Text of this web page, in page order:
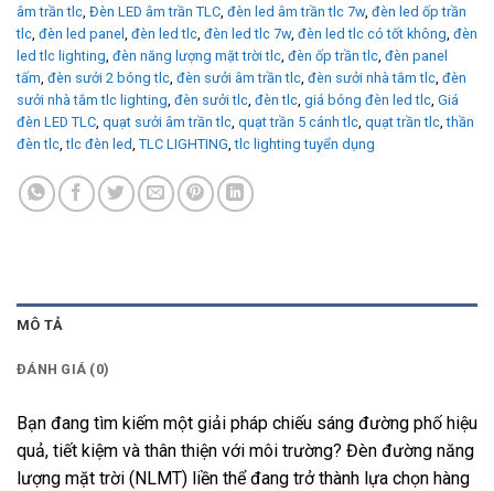
âm trần tlc, Đèn LED âm trần TLC, đèn led âm trần tlc 7w, đèn led ốp trần
tlc, đèn led panel , đèn led tlc, đèn led tlc 7w, đèn led tlc có tốt không, đèn
led tlc lighting, đèn năng lượng mặt trời tlc, đèn ốp trần tlc, đèn panel
tấm, đèn sưởi 2 bóng tlc, đèn sưởi âm trần tlc, đèn sưởi nhà tắm tlc, đèn
sưởi nhà tắm tlc lighting, đèn sưởi tlc, đèn tlc, giá bóng đèn led tlc, Giá
đèn LED TLC, quạt sưởi âm trần tlc, quạt trần 5 cánh tlc, quạt trần tlc,thần
đèn tlc,tlc đèn led, TLC LIGHTING,tlc lighting tuyển dụng
MÔ TẢ
ĐÁNH GIÁ (0)
Bạn đang tìm kiếm một giải pháp chiếu sáng đường phố hiệu
quả, tiết kiệm và thân thiện với môi trường? Đèn đường năng
lượng mặt trời (NLMT) liền thể đang trở thành lựa chọn hàng